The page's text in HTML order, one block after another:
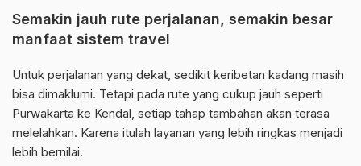
Semakin jauh rute perjalanan, semakin besar
manfaat sistem travel
Untuk perjalanan yang dekat, sedikit keribetan kadang masih
bisa dimaklumi. Tetapi pada rute yang cukup jauh seperti
Purwakarta ke Kendal, setiap tahap tambahan akan terasa
melelahkan. Karena itulah layanan yang lebih ringkas menjadi
lebih bernilai.